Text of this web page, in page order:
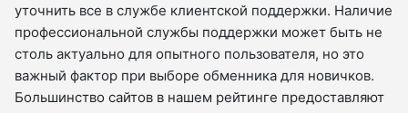
уточнить все в службе клиентской поддержки. Наличие
профессиональной службы поддержки может быть не
столь актуально для опытного пользователя, но это
важный фактор при выборе обменника для новичков.
Большинство сайтов в нашем рейтинге предоставляют